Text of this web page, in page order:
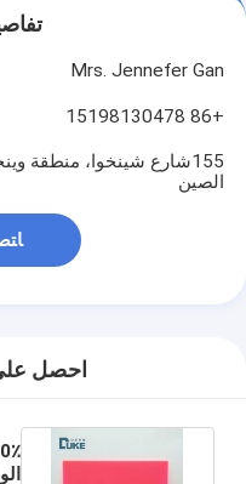
Mrs. Jennefer Gan
+86 15198130478
155شارع شينخوا، منطقة
الصين
احصل